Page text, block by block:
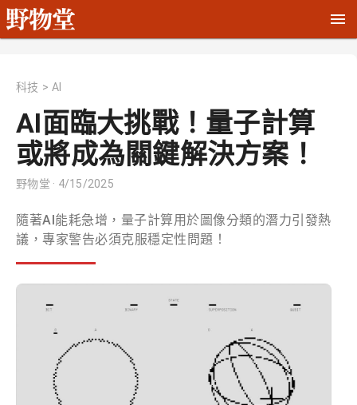
科技 > AI
AI面臨大挑戰！量子計算
或將成為關鍵解決方案！
野物堂 · 4/15/2025
隨著AI能耗急增，量子計算用於圖像分類的潛力引發熱
議，專家警告必須克服穩定性問題！